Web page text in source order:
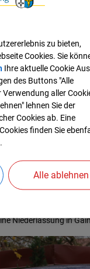
an folgenden
Str. 24
1,
Feiertagen, Hl.
seit November 2013
die RBA
Niederlassung in
zu bieten,
Cookies. Sie
Ihre aktuelle Cookie
des Buttons "Alle
aller
lehnen Sie der
Cookies ab. Eine
finden Sie
Alle ablehnen